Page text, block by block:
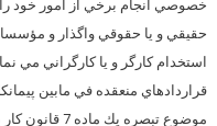
خصوصي انجام برخي از امور خود
حقيقي و يا حقوقي واگذار و
استخدام كارگر و يا كارگراني مي
قراردادهاي منعقده في مابين
موضوع تبصره يك ماده 7 قانون كار بوده و حد اكثر مدت آنها محدود به حداكثر